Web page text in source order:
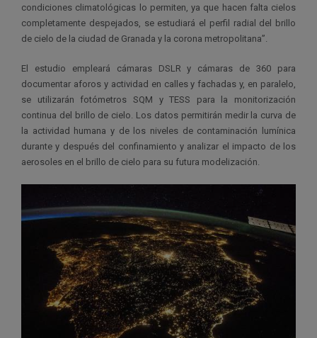
condiciones climatológicas lo permiten, ya que hacen falta cielos
completamente despejados, se estudiará el perfil radial del brillo
de cielo de la ciudad de Granada y la corona metropolitana”.
El estudio empleará cámaras DSLR y cámaras de 360 para
documentar aforos y actividad en calles y fachadas y, en paralelo,
se utilizarán fotómetros SQM y TESS para la monitorización
continua del brillo de cielo. Los datos permitirán medir la curva de
la actividad humana y de los niveles de contaminación lumínica
durante y después del confinamiento y analizar el impacto de los
aerosoles en el brillo de cielo para su futura modelización.